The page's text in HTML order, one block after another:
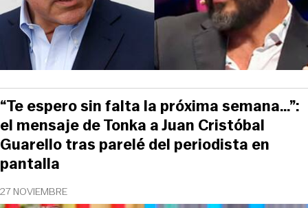
27 NOVIEMBRE
“Te espero sin falta la próxima semana…”:
el mensaje de Tonka a Juan Cristóbal
Guarello tras parelé del periodista en
pantalla